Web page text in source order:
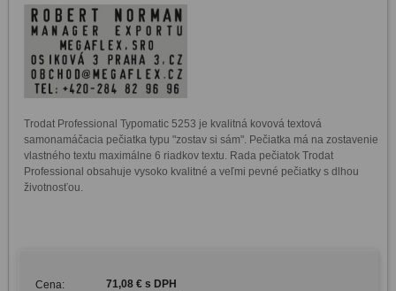
Trodat Professional Typomatic 5253 je kvalitná kovová textová
samonamáčacia pečiatka typu "zostav si sám". Pečiatka má na zostavenie
vlastného textu maximálne 6 riadkov textu. Rada pečiatok Trodat
Professional obsahuje vysoko kvalitné a veľmi pevné pečiatky s dlhou
životnosťou.
Cena: 71,08 € s DPH